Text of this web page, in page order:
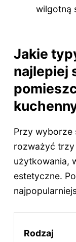
wilgotną
Jakie
najlepiej
Przy wyborze
rozważyć
użytkowania,
estetyczne.
Rodzaj